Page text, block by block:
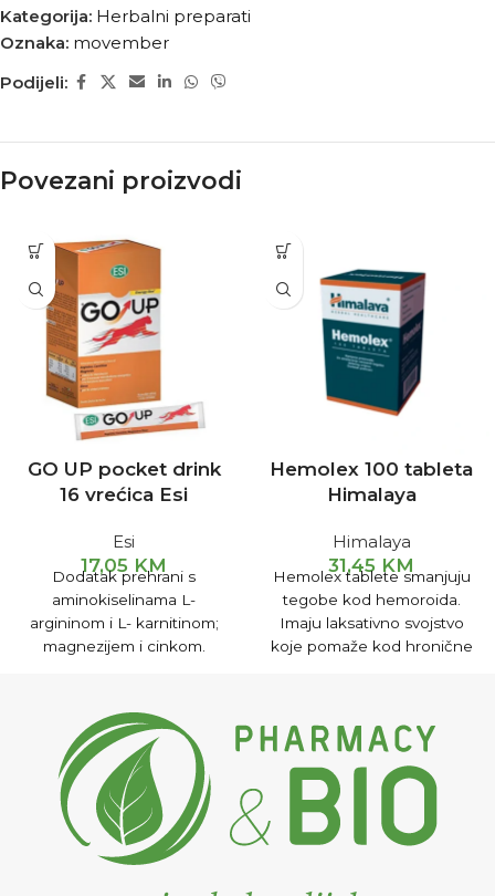
Kategorija: Herbalni preparati
Oznaka: movember
Podijeli:
Povezani proizvodi
GO UP pocket drink
16 vrećica Esi
Esi
17,05 KM
Dodatak prehrani s
aminokiselinama L-
argininom i L- karnitinom;
magnezijem i cinkom.
sistema, povećanju energije
, sintezi proteina i pozitivno
utječe na funkciju mišića.
Hemolex 100 tableta
Himalaya
Himalaya
31,45 KM
Hemolex tablete smanjuju
tegobe kod hemoroida.
Imaju laksativno svojstvo
koje pomaže kod hronične